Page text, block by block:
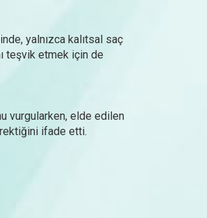
yalnızca kalıtsal saç
teşvik etmek için de
vurgularken, elde edilen
ifade etti.